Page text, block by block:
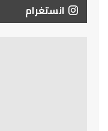
انستغرام